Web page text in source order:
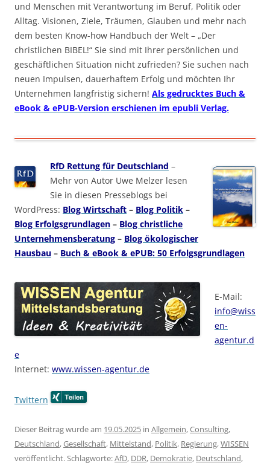
und Menschen mit Verantwortung im Beruf, Politik oder
Alltag. Visionen, Ziele, Träumen, Glauben und mehr nach
dem besten Know-how Handbuch der Welt – „Der
christlichen BIBEL!“ Sie sind mit Ihrer persönlichen und
geschäftlichen Situation nicht zufrieden? Sie suchen nach
neuen Impulsen, dauerhaftem Erfolg und möchten Ihr
Unternehmen langfristig sichern! Als gedrucktes Buch &
eBook & ePUB-Version erschienen im epubli Verlag.
RfD Rettung für Deutschland –
Mehr von Autor Uwe Melzer lesen
Sie in diesen Presseblogs bei
WordPress: Blog Wirtschaft – Blog Politik –
Blog Erfolgsgrundlagen – Blog christliche
Unternehmensberatung – Blog ökologischer
Hausbau – Buch & eBook & ePUB: 50 Erfolgsgrundlagen
E-Mail:
info@wiss
en-
agentur.d
e
Internet: www.wissen-agentur.de
Twittern
Dieser Beitrag wurde am 19.05.2025 in Allgemein,Consulting,
Deutschland,Gesellschaft, Mittelstand, Politik, Regierung,WISSEN
veröffentlicht. Schlagworte:AfD, DDR, Demokratie, Deutschland,